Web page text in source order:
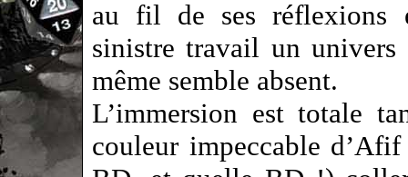
au fil de ses réflexions
sinistre travail un univers
même semble absent.
L’immersion est totale
couleur impeccable